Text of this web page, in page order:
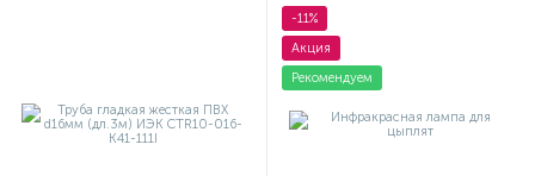
-11%
Акция
Рекомендуем